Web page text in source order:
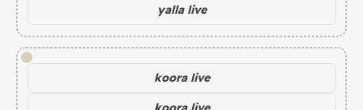
yalla live
!
koora live